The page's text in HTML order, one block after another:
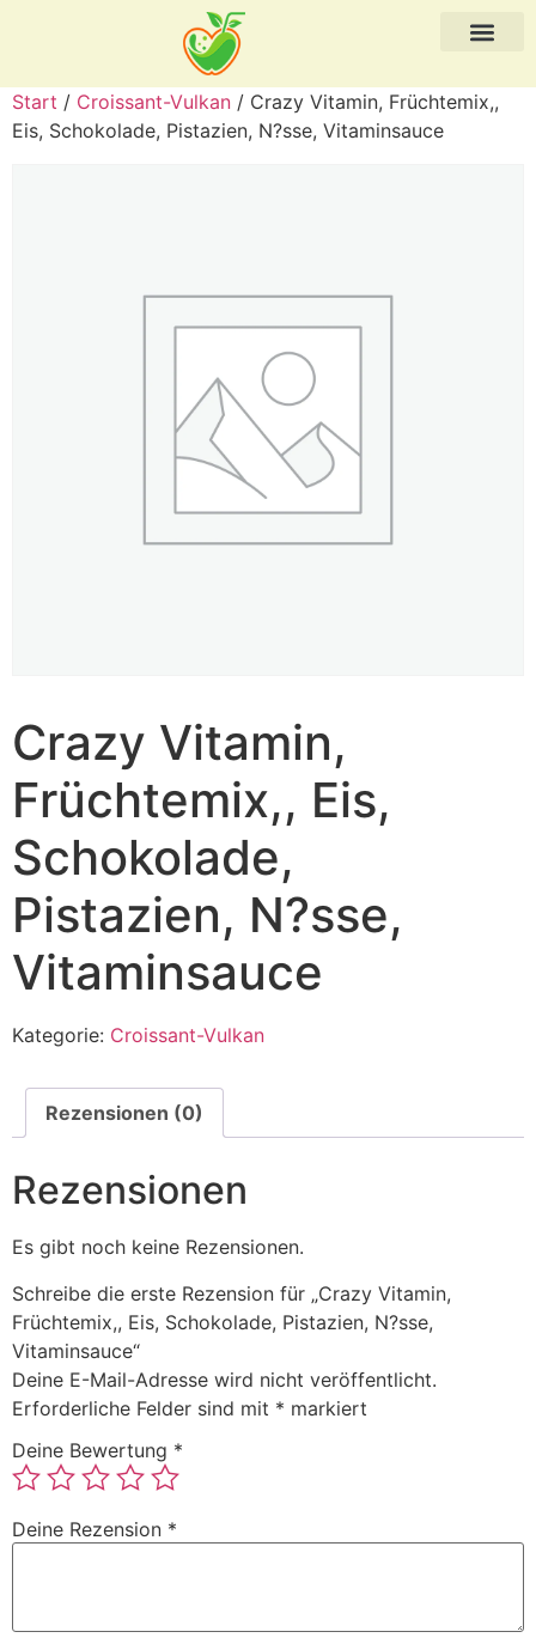
Start / Croissant-Vulkan / Crazy Vitamin, Früchtemix,,
Eis, Schokolade, Pistazien, N?sse, Vitaminsauce
Crazy Vitamin,
Früchtemix,, Eis,
Schokolade,
Pistazien, N?sse,
Vitaminsauce
Kategorie: Croissant-Vulkan
Rezensionen (0)
Rezensionen
Es gibt noch keine Rezensionen.
Schreibe die erste Rezension für „Crazy Vitamin,
Früchtemix,, Eis, Schokolade, Pistazien, N?sse,
Vitaminsauce“
Deine E-Mail-Adresse wird nicht veröffentlicht.
Erforderliche Felder sind mit * markiert
Deine Bewertung *
Deine Rezension *